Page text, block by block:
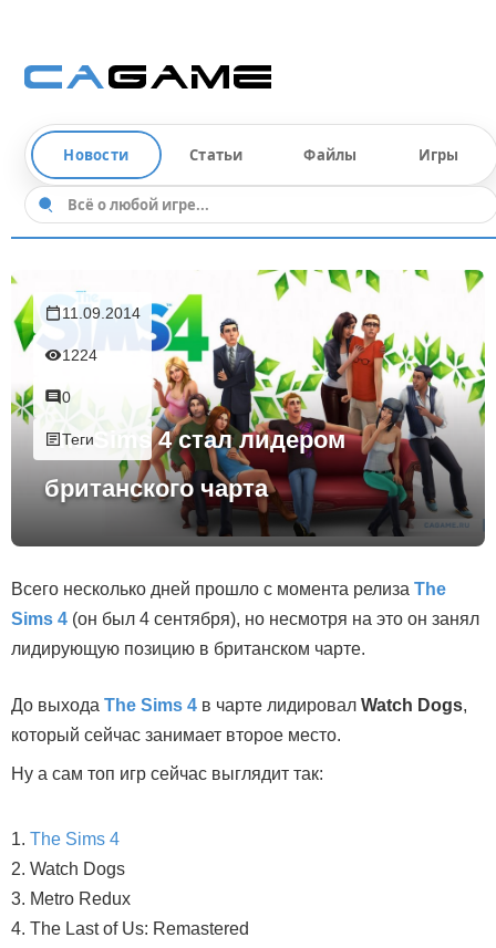
Новости Статьи Файлы Игры
11.09.2014
1224
0
Теги
The Sims 4 стал лидером
британского чарта
Всего несколько дней прошло с момента релиза The
Sims 4 (он был 4 сентября), но несмотря на это он занял
лидирующую позицию в британском чарте.
До выхода The Sims 4 в чарте лидировал Watch Dogs,
который сейчас занимает второе место.
Ну а сам топ игр сейчас выглядит так:
The Sims 4
Watch Dogs
Metro Redux
The Last of Us: Remastered